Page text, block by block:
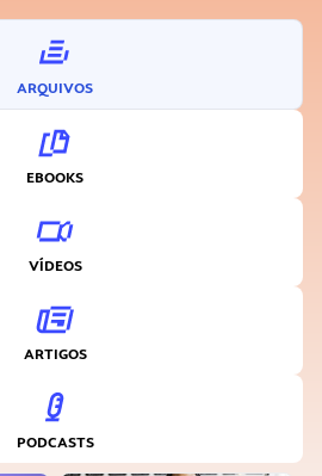
ARQUIVOS
EBOOKS
VÍDEOS
ARTIGOS
PODCASTS